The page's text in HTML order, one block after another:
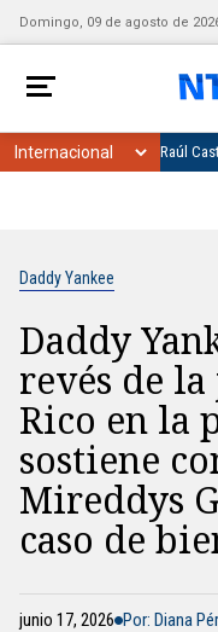
Domingo, 09 de agosto de
Raúl
Daddy Yankee
Daddy
revés de
Rico en la
sostiene
Mireddys
caso de
junio 17, 2026 Por: Diana